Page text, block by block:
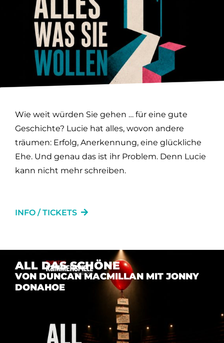
Wie weit würden Sie gehen … für eine gute
Geschichte? Lucie hat alles, wovon andere
träumen: Erfolg, Anerkennung, eine glückliche
Ehe. Und genau das ist ihr Problem. Denn Lucie
kann nicht mehr schreiben.
INFO / TICKETS
ALL DAS SCHÖNE
VON DUNCAN MACMILLAN MIT JONNY
DONAHOE